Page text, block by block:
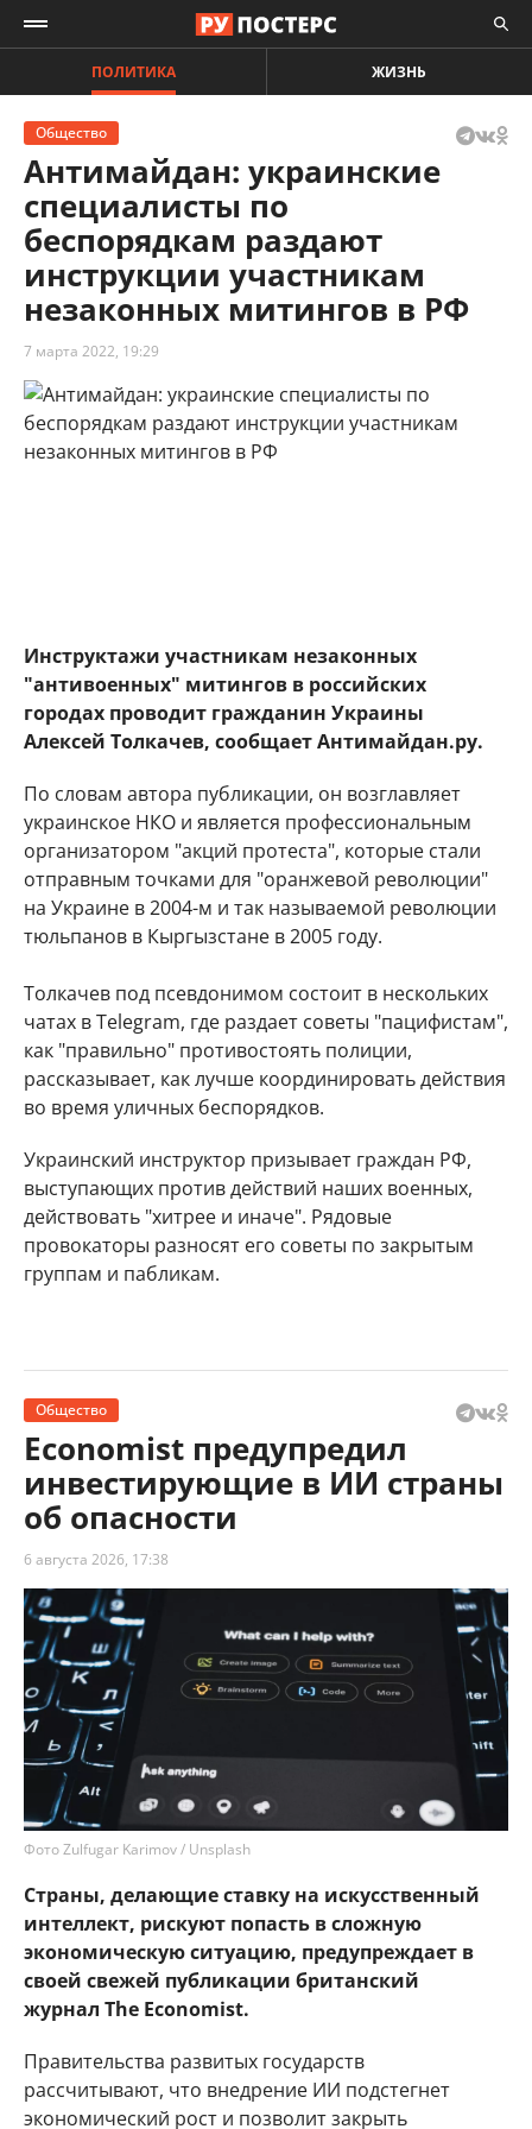
ПОЛИТИКА ЖИЗНЬ
Общество
Антимайдан: украинские
специалисты по
беспорядкам раздают
инструкции участникам
незаконных митингов в РФ
7 марта 2022, 19:29
Инструктажи участникам незаконных
"антивоенных" митингов в российских
городах проводит гражданин Украины
Алексей Толкачев, сообщает Антимайдан.ру.
По словам автора публикации, он возглавляет
украинское НКО и является профессиональным
организатором "акций протеста", которые стали
отправным точками для "оранжевой революции"
на Украине в 2004-м и так называемой революции
тюльпанов в Кыргызстане в 2005 году.
Толкачев под псевдонимом состоит в нескольких
чатах в Telegram, где раздает советы "пацифистам",
как "правильно" противостоять полиции,
рассказывает, как лучше координировать действия
во время уличных беспорядков.
Украинский инструктор призывает граждан РФ,
выступающих против действий наших военных,
действовать "хитрее и иначе". Рядовые
провокаторы разносят его советы по закрытым
группам и пабликам.
Общество
Economist предупредил
инвестирующие в ИИ страны
об опасности
6 августа 2026, 17:38
Фото Zulfugar Karimov / Unsplash
Страны, делающие ставку на искусственный
интеллект, рискуют попасть в сложную
экономическую ситуацию, предупреждает в
своей свежей публикации британский
журнал The Economist.
Правительства развитых государств
рассчитывают, что внедрение ИИ подстегнет
экономический рост и позволит закрыть